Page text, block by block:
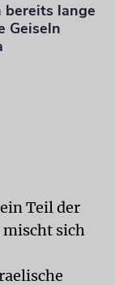
bereits lange
Geiseln
Teil der
mischt sich